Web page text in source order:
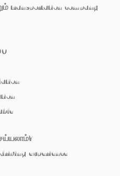
transportation company
experience